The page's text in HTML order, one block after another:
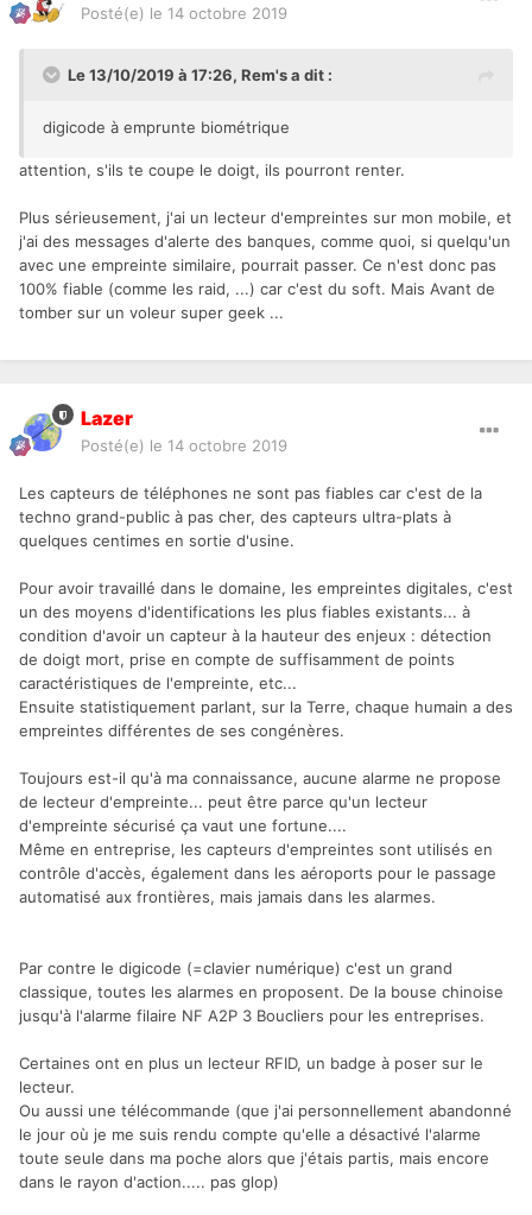
Posté(e) le 14 octobre 2019
Le 13/10/2019 à 17:26, Rem'sa dit :
digicode à emprunte biométrique
attention, s'ils te coupe le doigt, ils pourront renter.
Plus sérieusement, j'ai un lecteur d'empreintes sur mon mobile, et
j'ai des messages d'alerte des banques, comme quoi, si quelqu'un
avec une empreinte similaire, pourrait passer. Ce n'est donc pas
100% fiable (comme les raid, ...) car c'est du soft. Mais Avant de
tomber sur un voleur super geek ...
Lazer
Posté(e) le 14 octobre 2019
Les capteurs de téléphones ne sont pas fiables car c'est de la
techno grand-public à pas cher, des capteurs ultra-plats à
quelques centimes en sortie d'usine.
Pour avoir travaillé dans le domaine, les empreintes digitales, c'est
un des moyens d'identifications les plus fiables existants... à
condition d'avoir un capteur à la hauteur des enjeux : détection
de doigt mort, prise en compte de suffisamment de points
caractéristiques de l'empreinte, etc...
Ensuite statistiquement parlant, sur la Terre, chaque humain a des
empreintes différentes de ses congénères.
Toujours est-il qu'à ma connaissance, aucune alarme ne propose
de lecteur d'empreinte... peut être parce qu'un lecteur
d'empreinte sécurisé ça vaut une fortune....
Même en entreprise, les capteurs d'empreintes sont utilisés en
contrôle d'accès, également dans les aéroports pour le passage
automatisé aux frontières, mais jamais dans les alarmes.
Par contre le digicode (=clavier numérique) c'est un grand
classique, toutes les alarmes en proposent. De la bouse chinoise
jusqu'à l'alarme filaire NF A2P 3 Boucliers pour les entreprises.
Certaines ont en plus un lecteur RFID, un badge à poser sur le
lecteur.
Ou aussi une télécommande (que j'ai personnellement abandonné
le jour où je me suis rendu compte qu'elle a désactivé l'alarme
toute seule dans ma poche alors que j'étais partis, mais encore
dans le rayon d'action..... pas glop)